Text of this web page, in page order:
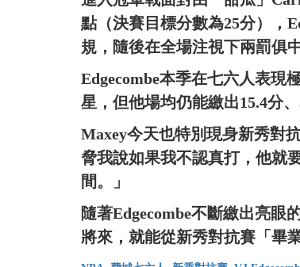
點（決賽目標分數為25分），
規，隨後在全場注視下兩罰俱
Edgecombe本季在七六人表現
星，但他場均仍能繳出15.4分
Maxey今天也特別現身新秀對
脅我說如果我不認真打，他就
間。」
隨著Edgecombe不斷繳出亮眼
將來，就能從新秀對抗賽「畢